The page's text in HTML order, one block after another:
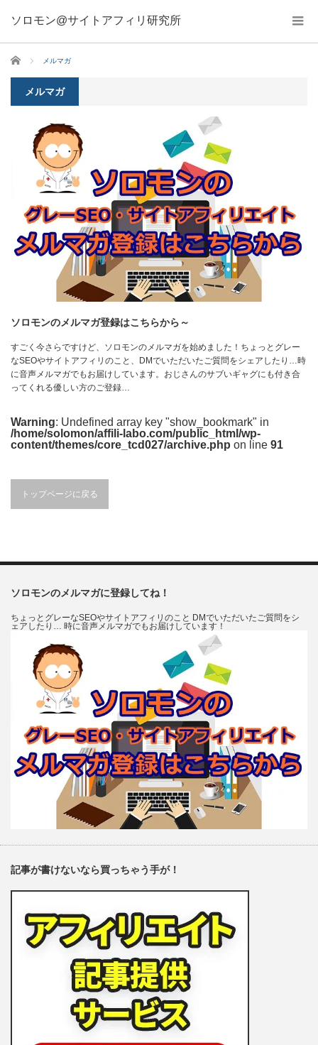
ソロモン@サイトアフィリ研究所
ホーム メルマガ
メルマガ
ソロモンのメルマガ登録はこちらから～
すごく今さらですけど、ソロモンのメルマガを始めました！ちょっとグレー
なSEOやサイトアフィリのこと、DMでいただいたご質問をシェアしたり…時
に音声メルマガでもお届けしています。おじさんのサブいギャグにも付き合
ってくれる優しい方のご登録…
Warning: Undefined array key "show_bookmark" in
/home/solomon/affili-labo.com/public_html/wp-
content/themes/core_tcd027/archive.php on line 91
トップページに戻る
ソロモンのメルマガに登録してね！
ちょっとグレーなSEOやサイトアフィリのこと DMでいただいたご質問をシ
ェアしたり… 時に音声メルマガでもお届けしています！
記事が書けないなら買っちゃう手が！